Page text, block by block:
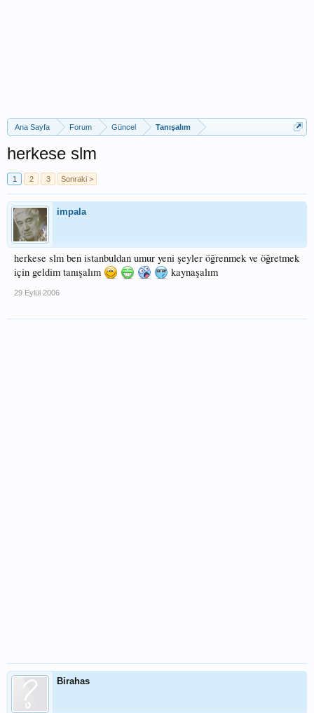
Ana Sayfa Forum Güncel Tanışalım
herkese slm
1 2 3 Sonraki >
impala
herkese slm ben istanbuldan umur yeni şeyler öğrenmek ve öğretmek
için geldim tanışalım
kaynaşalım
29 Eylül 2006
Birahas